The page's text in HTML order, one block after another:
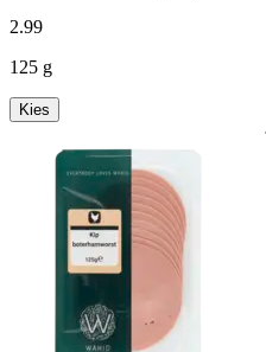
2.99
125 g
Kies